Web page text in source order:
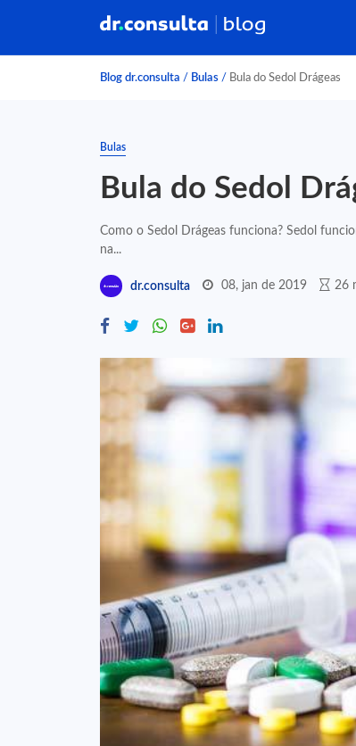
Blog dr.consulta / Bulas / Bula do Sedol Drágeas
Bulas
Bula do Sedol
Como o Sedol Drágeas funciona? Sedol
na...
dr.consulta 08, jan de 2019 26